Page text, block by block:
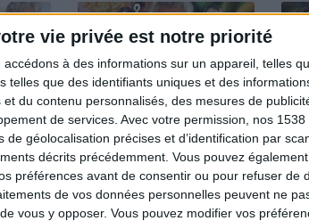
vie privée est notre priorité
accédons à des informations sur un appareil, telles
telles que des identifiants uniques et des
du contenu personnalisés, des mesures de
de services. Avec votre permission, nos
géolocalisation précises et d’identification par
décrits précédemment. Vous pouvez
préférences avant de consentir ou pour refuser de
de vos données personnelles peuvent ne
vous y opposer. Vous pouvez modifier vos
Et après la perte de poids ?
Je fais comment ?